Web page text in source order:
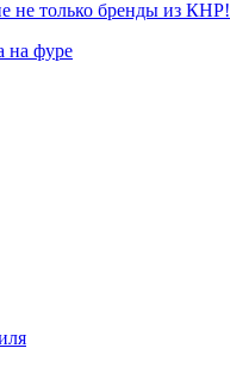
не только бренды из КНР!
на фуре